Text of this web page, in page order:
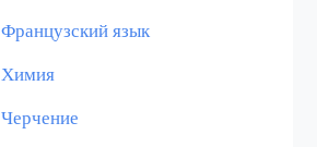
Французский язык
Химия
Черчение